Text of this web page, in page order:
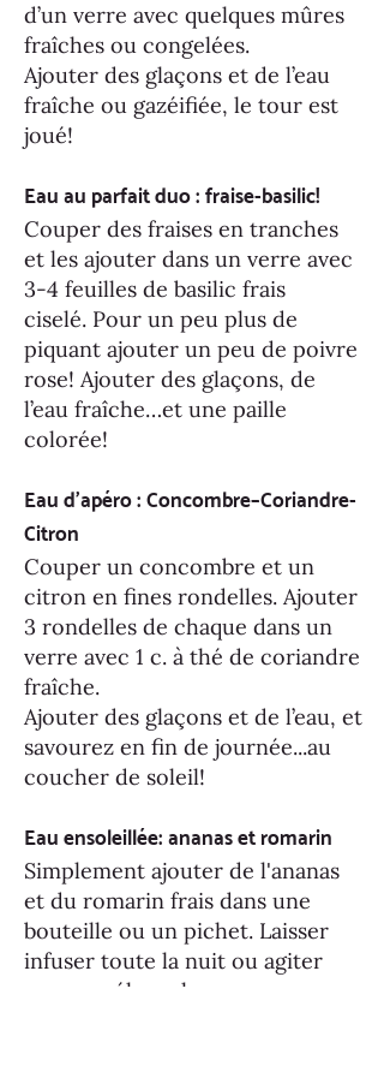
d’un verre avec quelques mûres
fraîches ou congelées.
Ajouter des glaçons et de l’eau
fraîche ou gazéifiée, le tour est
joué!
Eau au parfait duo : fraise-basilic!
Couper des fraises en tranches
et les ajouter dans un verre avec
3-4 feuilles de basilic frais
ciselé. Pour un peu plus de
piquant ajouter un peu de poivre
rose! Ajouter des glaçons, de
l’eau fraîche…et une paille
colorée!
Eau d'apéro : Concombre–Coriandre-
Citron
Couper un concombre et un
citron en fines rondelles. Ajouter
3 rondelles de chaque dans un
verre avec 1 c. à thé de coriandre
fraîche.
Ajouter des glaçons et de l’eau, et
savourez en fin de journée...au
coucher de soleil!
Eau ensoleillée: ananas et romarin
Simplement ajouter de l'ananas
et du romarin frais dans une
bouteille ou un pichet. Laisser
infuser toute la nuit ou agiter
pour accélerer le processus.